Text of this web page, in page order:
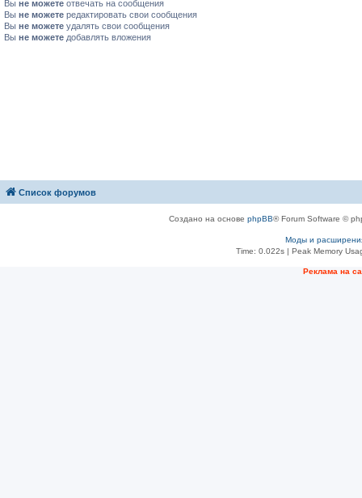
Вы не можете отвечать на сообщения
Вы не можете редактировать свои сообщения
Вы не можете удалять свои сообщения
Вы не можете добавлять вложения
Список форумов
Создано на основе phpBB® Forum Software ©
Моды и
Time: 0.022s| Peak Memory
Рeклама на